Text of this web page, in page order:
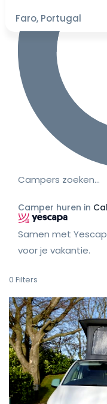
Faro, Portugal
Campers zoeken…
Camper huren in
Samen met
voor je vakantie.
0 Filters